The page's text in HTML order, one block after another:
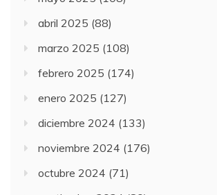
abril 2025 (88)
marzo 2025 (108)
febrero 2025 (174)
enero 2025 (127)
diciembre 2024 (133)
noviembre 2024 (176)
octubre 2024 (71)